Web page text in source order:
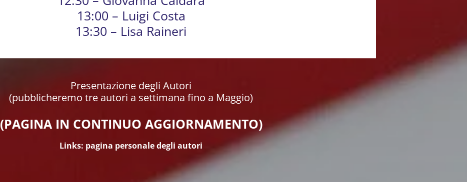
13:00 – Luigi Costa
13:30 – Lisa Raineri
Presentazione degli Autori
(pubblicheremo tre autori a settimana fino a Maggio)
(PAGINA IN CONTINUO AGGIORNAMENTO)
Links: pagina personale degli autori